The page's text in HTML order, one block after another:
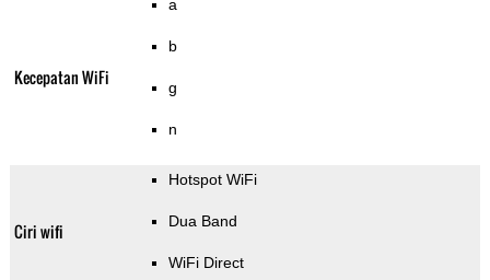
Kecepatan WiFi
a
b
g
n
Ciri wifi
Hotspot WiFi
Dua Band
WiFi Direct